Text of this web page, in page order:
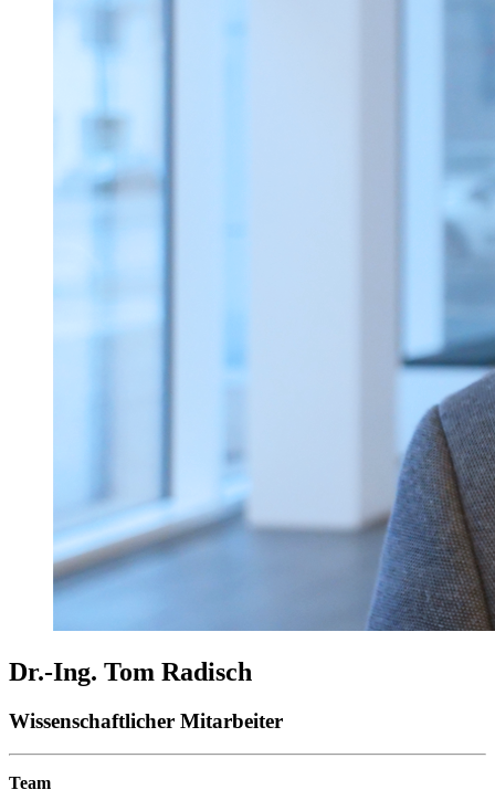
Dr.-Ing. Tom Radisch
Wissenschaftlicher Mitarbeiter
Team